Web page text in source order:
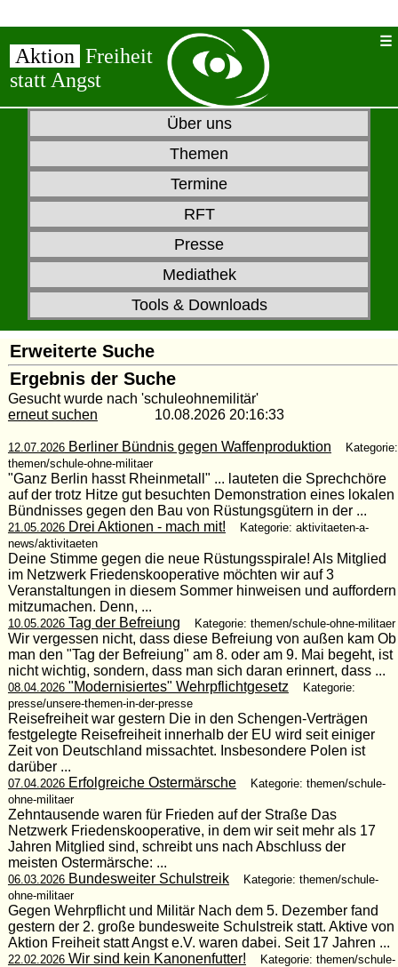
Aktion Freiheit
statt Angst
Über uns
Themen
Termine
RFT
Presse
Mediathek
Tools & Downloads
Erweiterte Suche
Ergebnis der Suche
Gesucht wurde nach 'schuleohnemilitär'
erneut suchen 10.08.2026 20:16:33
12.07.2026Berliner Bündnis gegen Waffenproduktion
Kategorie:
themen/schule-ohne-militaer
"Ganz Berlin hasst Rheinmetall" ... lauteten die Sprechchöre
auf der trotz Hitze gut besuchten Demonstration eines lokalen
Bündnisses gegen den Bau von Rüstungsgütern in der ...
21.05.2026Drei Aktionen - mach mit!
Kategorie: aktivitaeten-a-
news/aktivitaeten
Deine Stimme gegen die neue Rüstungsspirale! Als Mitglied
im Netzwerk Friedenskooperative möchten wir auf 3
Veranstaltungen in diesem Sommer hinweisen und auffordern
mitzumachen. Denn, ...
10.05.2026Tag der Befreiung Kategorie: themen/schule-ohne-militaer
Wir vergessen nicht, dass diese Befreiung von außen kam Ob
man den "Tag der Befreiung" am 8. oder am 9. Mai begeht, ist
nicht wichtig, sondern, dass man sich daran erinnert, dass ...
08.04.2026"Modernisiertes" Wehrpflichtgesetz
Kategorie:
presse/unsere-themen-in-der-presse
Reisefreiheit war gestern Die in den Schengen-Verträgen
festgelegte Reisefreiheit innerhalb der EU wird seit einiger
Zeit von Deutschland missachtet. Insbesondere Polen ist
darüber ...
07.04.2026Erfolgreiche Ostermärsche
Kategorie: themen/schule-
ohne-militaer
Zehntausende waren für Frieden auf der Straße Das
Netzwerk Friedenskooperative, in dem wir seit mehr als 17
Jahren Mitglied sind, schreibt uns nach Abschluss der
meisten Ostermärsche: ...
06.03.2026Bundesweiter Schulstreik
Kategorie: themen/schule-
ohne-militaer
Gegen Wehrpflicht und Militär Nach dem 5. Dezember fand
gestern der 2. große bundesweite Schulstreik statt. Aktive von
Aktion Freiheit statt Angst e.V. waren dabei. Seit 17 Jahren ...
22.02.2026Wir sind kein Kanonenfutter!
Kategorie: themen/schule-